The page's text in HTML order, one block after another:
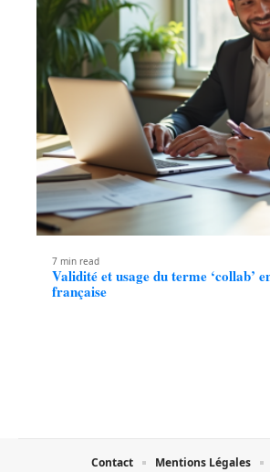
7 min read
Validité et usage du terme ‘collab’
française
Contact Mentions Légales